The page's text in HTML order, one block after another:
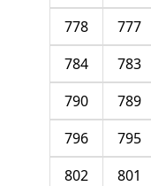
777
778
783
784
789
790
795
796
801
802